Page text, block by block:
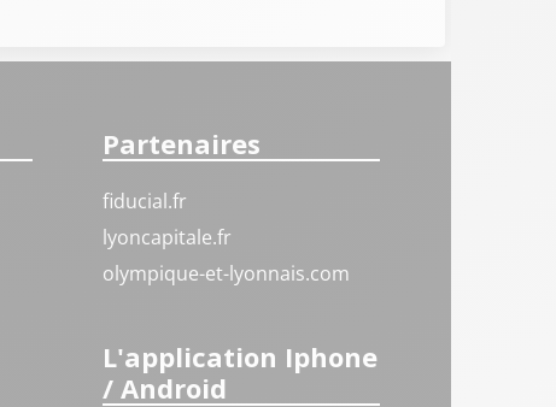
Partenaires
fiducial.fr
lyoncapitale.fr
olympique-et-lyonnais.com
L'application Iphone
/ Android